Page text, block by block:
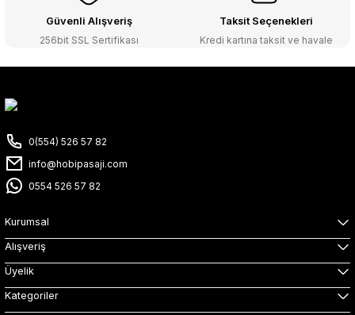
Güvenli Alışveriş
256bit SSL Sertifikası
Taksit Seçenekleri
Kredi kartına taksit ve havale
0(554) 526 57 82
info@hobipasaji.com
0554 526 57 82
Kurumsal
Alışveriş
Üyelik
Kategoriler